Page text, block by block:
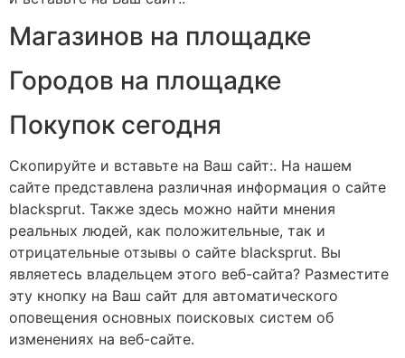
Магазинов на площадке
Городов на площадке
Покупок сегодня
Скопируйте и вставьте на Ваш сайт:. На нашем
сайте представлена различная информация о сайте
blacksprut. Также здесь можно найти мнения
реальных людей, как положительные, так и
отрицательные отзывы о сайте blacksprut. Вы
являетесь владельцем этого веб-сайта? Разместите
эту кнопку на Ваш сайт для автоматического
оповещения основных поисковых систем об
изменениях на веб-сайте.